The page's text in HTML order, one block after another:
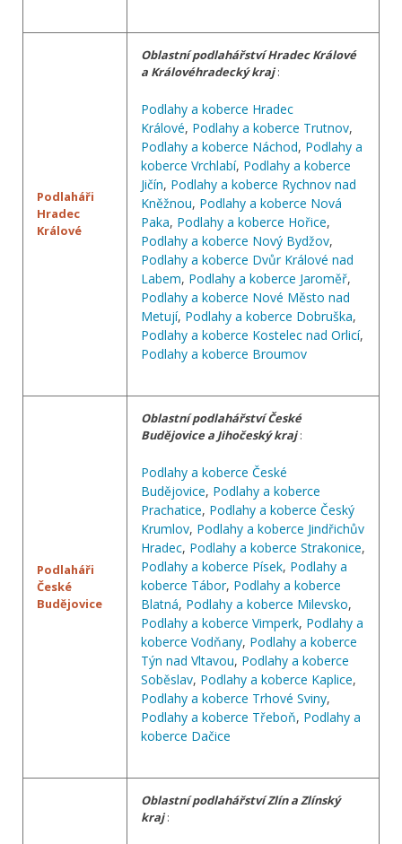
Podlaháři
Hradec
Králové
Oblastní podlahářství Hradec Králové
a Královéhradecký kraj:
Podlahy a koberce Hradec
Králové, Podlahy a koberce Trutnov,
Podlahy a koberce Náchod, Podlahy a
koberce Vrchlabí, Podlahy a koberce
Jičín, Podlahy a koberce Rychnov nad
Kněžnou, Podlahy a koberce Nová
Paka, Podlahy a koberce Hořice,
Podlahy a koberce Nový Bydžov,
Podlahy a koberce Dvůr Králové nad
Labem, Podlahy a koberce Jaroměř,
Podlahy a koberce Nové Město nad
Metují, Podlahy a koberce Dobruška,
Podlahy a koberce Kostelec nad Orlicí,
Podlahy a koberce Broumov
Podlaháři
České
Budějovice
Oblastní podlahářství České
Budějovice a Jihočeský kraj :
Podlahy a koberce České
Budějovice, Podlahy a koberce
Prachatice, Podlahy a koberce Český
Krumlov, Podlahy a koberce Jindřichův
Hradec, Podlahy a koberce Strakonice,
Podlahy a koberce Písek, Podlahy a
koberce Tábor, Podlahy a koberce
Blatná, Podlahy a koberce Milevsko,
Podlahy a koberce Vimperk, Podlahy a
koberce Vodňany, Podlahy a koberce
Týn nad Vltavou, Podlahy a koberce
Soběslav, Podlahy a koberce Kaplice,
Podlahy a koberce Trhové Sviny,
Podlahy a koberce Třeboň, Podlahy a
koberce Dačice
Oblastní podlahářství Zlín a Zlínský
kraj: